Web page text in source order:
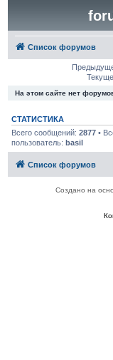
Список форумов
На этом сайте нет
СТАТИСТИКА
Всего сообщений: 2877•
пользователь: basil
Список форумов
Создано на